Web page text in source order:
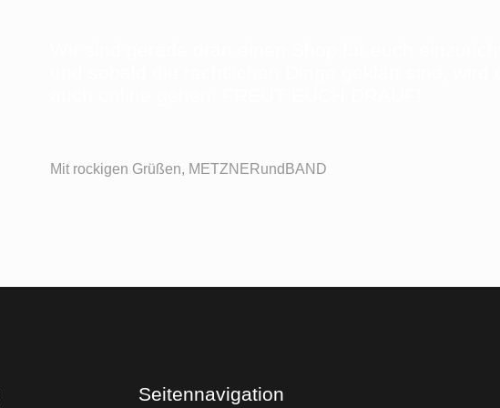
Mit rockigen Grüßen, METZNERundBAND
Seitennavigation